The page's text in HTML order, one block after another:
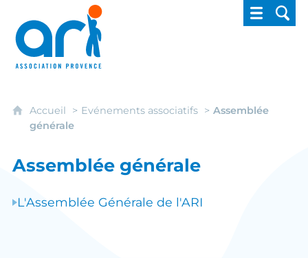
ARI - Association régionale pour
Accueil Evénements associatifs
Assemblée
générale
Assemblée générale
L'Assemblée Générale de l'ARI